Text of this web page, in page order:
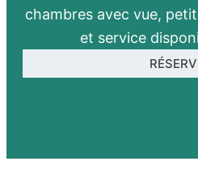
chambres avec vue,
et service